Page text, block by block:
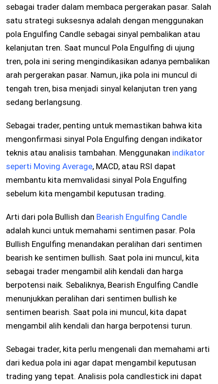
sebagai trader dalam membaca pergerakan pasar. Salah
satu strategi suksesnya adalah dengan menggunakan
pola Engulfing Candle sebagai sinyal pembalikan atau
kelanjutan tren. Saat muncul Pola Engulfing di ujung
tren, pola ini sering mengindikasikan adanya pembalikan
arah pergerakan pasar. Namun, jika pola ini muncul di
tengah tren, bisa menjadi sinyal kelanjutan tren yang
sedang berlangsung.
Sebagai trader, penting untuk memastikan bahwa kita
mengonfirmasi sinyal Pola Engulfing dengan indikator
teknis atau analisis tambahan. Menggunakan indikator
seperti Moving Average, MACD, atau RSI dapat
membantu kita memvalidasi sinyal Pola Engulfing
sebelum kita mengambil keputusan trading.
Arti dari pola Bullish dan Bearish Engulfing Candle
adalah kunci untuk memahami sentimen pasar. Pola
Bullish Engulfing menandakan peralihan dari sentimen
bearish ke sentimen bullish. Saat pola ini muncul, kita
sebagai trader mengambil alih kendali dan harga
berpotensi naik. Sebaliknya, Bearish Engulfing Candle
menunjukkan peralihan dari sentimen bullish ke
sentimen bearish. Saat pola ini muncul, kita dapat
mengambil alih kendali dan harga berpotensi turun.
Sebagai trader, kita perlu mengenali dan memahami arti
dari kedua pola ini agar dapat mengambil keputusan
trading yang tepat. Analisis pola candlestick ini dapat